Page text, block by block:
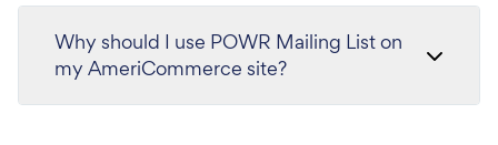
Why should I use POWR Mailing List on
my AmeriCommerce site?